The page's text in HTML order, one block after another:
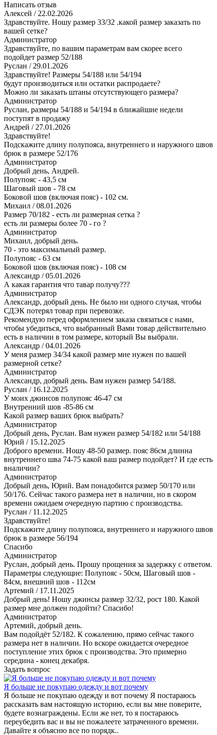
Написать отзыв
Алексей / 22.02.2026
Здравствуйте. Ношу размер 33/32 .какой размер заказать по
вашей сетке?
Администратор
Здравствуйте, по вашим параметрам вам скорее всего
подойдет размер 52/188
Руслан / 29.01.2026
Здравствуйте! Размеры 54/188 или 54/194
будут производиться или остатки распродаете?
Можно ли заказать штаны отсутствующего размера?
Администратор
Руслан, размеры 54/188 и 54/194 в ближайшие недели
поступят в продажу
Андрей / 27.01.2026
Здравствуйте!
Подскажите длину полупояса, внутреннего и наружного швов
брюк в размере 52/176
Администратор
Добрый день, Андрей.
Полупояс - 43,5 см
Шаговый шов - 78 см
Боковой шов (включая пояс) - 102 см.
Михаил / 08.01.2026
Размер 70/182 - есть ли размерная сетка ?
есть ли размеры более 70 - го ?
Администратор
Михаил, добрый день.
70 - это максимальный размер.
Полупояс - 63 см
Боковой шов (включая пояс) - 108 см
Александр / 05.01.2026
А какая гарантия что тавар получу???
Администратор
Александр, добрый день. Не было ни одного случая, чтобы
СДЭК потерял товар при перевозке.
Рекомендую перед оформлением заказа связаться с нами,
чтобы убедиться, что выбранный Вами товар действительно
есть в наличии в том размере, который Вы выбрали.
Александр / 04.01.2026
У меня размер 34/34 какой размер мне нужен по вашей
размерной сетке?
Администратор
Александр, добрый день. Вам нужен размер 54/188.
Руслан / 16.12.2025
У моих джинсов полупояс 46-47 см
Внутренний шов -85-86 см
Какой размер ваших брюк выбрать?
Администратор
Добрый день, Руслан. Вам нужен размер 54/182 или 54/188
Юрий / 15.12.2025
Доброго времени. Ношу 48-50 размер. пояс 86см длинна
внутреннего шва 74-75 какой ваш размер подойдет? И где есть
вналичии?
Администратор
Добрый день, Юрий. Вам понадобится размер 50/170 или
50/176. Сейчас такого размера нет в наличии, но в скором
времени ожидаем очередную партию с производства.
Руслан / 11.12.2025
Здравствуйте!
Подскажите длину полупояса, внутреннего и наружного швов
брюк в размере 56/194
Спасибо
Администратор
Руслан, добрый день. Прошу прощения за задержку с ответом.
Параметры следующие: Полупояс - 50см, Шаговый шов -
84см, внешний шов - 112см
Артемий / 17.11.2025
Добрый день! Ношу джинсы размер 32/32, рост 180. Какой
размер мне должен подойти? Спасибо!
Администратор
Артемий, добрый день.
Вам подойдёт 52/182. К сожалению, прямо сейчас такого
размера нет в наличии. Но вскоре ожидается очередное
поступление этих брюк с производства. Это примерно
середина - конец декабря.
Задать вопрос
Я больше не покупаю одежду и вот почему
Я больше не покупаю одежду и вот почему Я постараюсь
рассказать вам настоящую историю, если вы мне поверите,
будете вознаграждены. Если же нет, то я постараюсь
переубедить вас и вы не пожалеете затраченного времени.
Давайте я объясню все по порядк..